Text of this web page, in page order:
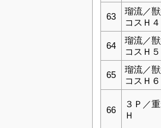
63
瑠流／
コスＨ４
64
瑠流／
コスＨ５
65
瑠流／
コスＨ６
66
３Ｐ／
Ｈ